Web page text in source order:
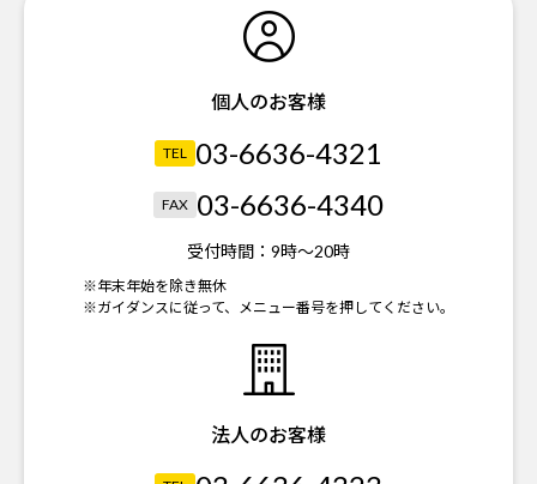
個人のお客様
TEL 03-6636-4321
FAX 03-6636-4340
受付時間： 9時～20時
※年末年始を除き無休
※ガイダンスに従って、メニュー番号を押してください。
法人のお客様